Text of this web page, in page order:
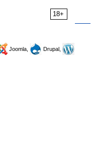
18+
Joomla,
Drupal,